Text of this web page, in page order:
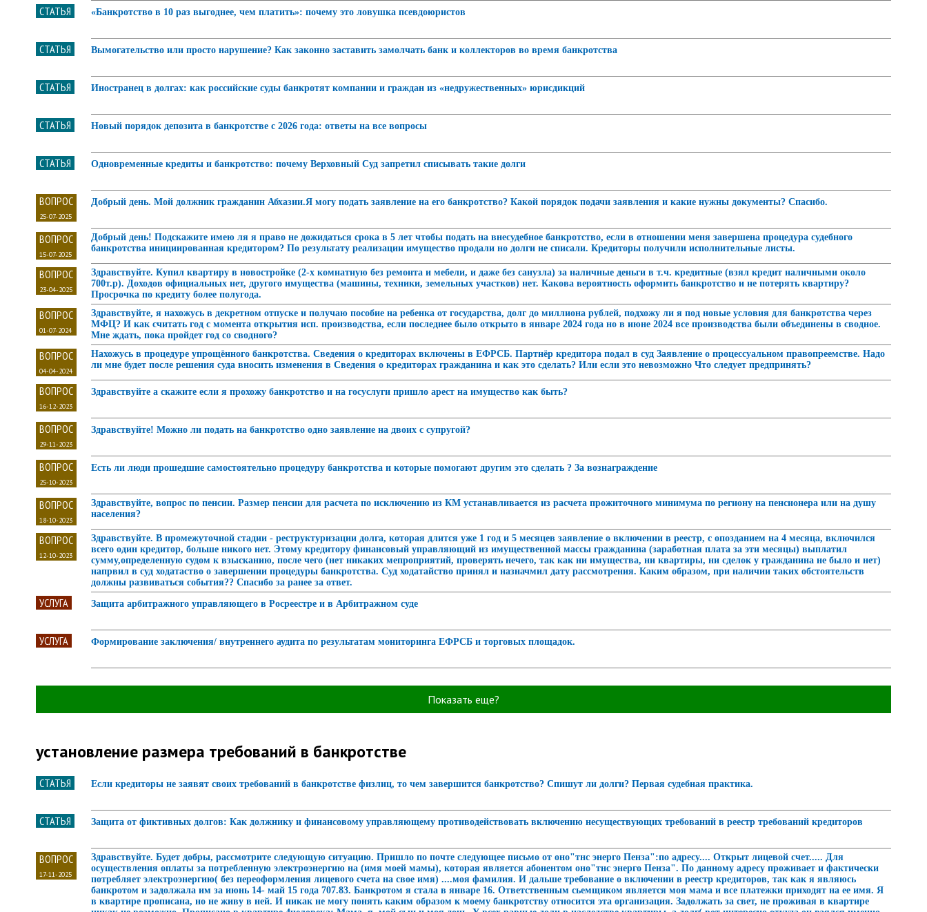
СТАТЬЯ «Банкротство в 10 раз выгоднее, чем платить»: почему это ловушка псевдоюристов
СТАТЬЯ Вымогательство или просто нарушение? Как законно заставить замолчать банк и коллекторов во время банкротства
СТАТЬЯ Иностранец в долгах: как российские суды банкротят компании и граждан из «недружественных» юрисдикций
СТАТЬЯ Новый порядок депозита в банкротстве с 2026 года: ответы на все вопросы
СТАТЬЯ Одновременные кредиты и банкротство: почему Верховный Суд запретил списывать такие долги
ВОПРОС
25-07-2025
Добрый день. Мой должник гражданин Абхазии.Я могу подать заявление на его банкротство? Какой порядок подачи заявления и какие нужны документы? Спасибо.
ВОПРОС
15-07-2025
Добрый день! Подскажите имею ля я право не дожидаться срока в 5 лет чтобы подать на внесудебное банкротство, если в отношении меня завершена процедура судебного
банкротства инициированная кредитором? По результату реализации имущество продали но долги не списали. Кредиторы получили исполнительные листы.
ВОПРОС
23-04-2025
Здравствуйте. Купил квартиру в новостройке (2-х комнатную без ремонта и мебели, и даже без санузла) за наличные деньги в т.ч. кредитные (взял кредит наличными около
700т.р). Доходов официальных нет, другого имущества (машины, техники, земельных участков) нет. Какова вероятность оформить банкротство и не потерять квартиру?
Просрочка по кредиту более полугода.
ВОПРОС
01-07-2024
Здравствуйте, я нахожусь в декретном отпуске и получаю пособие на ребенка от государства, долг до миллиона рублей, подхожу ли я под новые условия для банкротства через
МФЦ? И как считать год с момента открытия исп. производства, если последнее было открыто в январе 2024 года но в июне 2024 все производства были объединены в сводное.
Мне ждать, пока пройдет год со сводного?
ВОПРОС
04-04-2024
Нахожусь в процедуре упрощённого банкротства. Сведения о кредиторах включены в ЕФРСБ. Партнёр кредитора подал в суд Заявление о процессуальном правопреемстве. Надо
ли мне будет после решения суда вносить изменения в Сведения о кредиторах гражданина и как это сделать? Или если это невозможно Что следует предпринять?
ВОПРОС
16-12-2023
Здравствуйте а скажите если я прохожу банкротство и на госуслуги пришло арест на имущество как быть?
ВОПРОС
29-11-2023
Здравствуйте! Можно ли подать на банкротство одно заявление на двоих с супругой?
ВОПРОС
25-10-2023
Есть ли люди прошедшие самостоятельно процедуру банкротства и которые помогают другим это сделать ? За вознаграждение
ВОПРОС
18-10-2023
Здравствуйте, вопрос по пенсии. Размер пенсии для расчета по исключению из КМ устанавливается из расчета прожиточного минимума по региону на пенсионера или на душу
населения?
ВОПРОС
12-10-2023
Здравствуйте. В промежуточной стадии - реструктуризации долга, которая длится уже 1 год и 5 месяцев заявление о включении в реестр, с опозданием на 4 месяца, включился
всего один кредитор, больше никого нет. Этому кредитору финансовый управляющий из имущественной массы гражданина (заработная плата за эти месяцы) выплатил
сумму,определенную судом к взысканию, после чего (нет никаких мепроприятий, проверять нечего, так как ни имущества, ни квартиры, ни сделок у гражданина не было и нет)
напрвил в суд ходатаство о завершении процедуры банкротства. Суд ходатайство принял и назначмил дату рассмотрения. Каким образом, при наличии таких обстоятельств
должны развиваться события?? Спасибо за ранее за ответ.
УСЛУГА Защита арбитражного управляющего в Росреестре и в Арбитражном суде
УСЛУГА Формирование заключения/ внутреннего аудита по результатам мониторинга ЕФРСБ и торговых площадок.
Показать еще?
установление размера требований в банкротстве
СТАТЬЯ Если кредиторы не заявят своих требований в банкротстве физлиц, то чем завершится банкротство? Спишут ли долги? Первая судебная практика.
СТАТЬЯ Защита от фиктивных долгов: Как должнику и финансовому управляющему противодействовать включению несуществующих требований в реестр требований кредиторов
ВОПРОС
17-11-2025
Здравствуйте. Будет добры, рассмотрите следующую ситуацию. Пришло по почте следующее письмо от оно"тнс энерго Пенза":по адресу.... Открыт лицевой счет..... Для
осуществления оплаты за потребленную электроэнергию на (имя моей мамы), которая является абонентом оно"тнс энерго Пенза". По данному адресу проживает и фактически
потребляет электроэнергию( без переоформления лицевого счета на свое имя) ....моя фамилия. И дальше требование о включении в реестр кредиторов, так как я являюсь
банкротом и задолжала им за июнь 14- май 15 года 707.83. Банкротом я стала в январе 16. Ответственным сьемщиком является моя мама и все платежки приходят на ее имя. Я
в квартире прописана, но не живу в ней. И никак не могу понять каким образом к моему банкротству относится эта организация. Задолжать за свет, не проживая в квартире